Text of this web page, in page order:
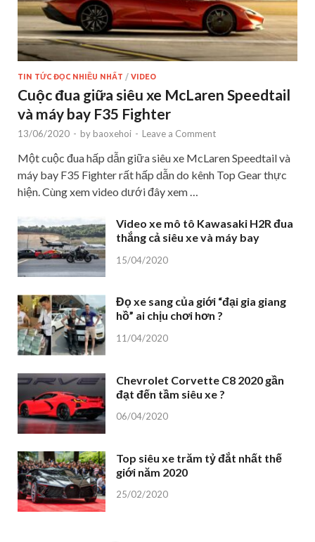
TIN TỨC ĐỌC NHIỀU NHẤT / VIDEO
Cuộc đua giữa siêu xe McLaren Speedtail
và máy bay F35 Fighter
13/06/2020 - by baoxehoi - Leave a Comment
Một cuộc đua hấp dẫn giữa siêu xe McLaren Speedtail và
máy bay F35 Fighter rất hấp dẫn do kênh Top Gear thực
hiện. Cùng xem video dưới đây xem …
Video xe mô tô Kawasaki H2R đua
thắng cả siêu xe và máy bay
15/04/2020
Đọ xe sang của giới “đại gia giang
hồ” ai chịu chơi hơn ?
11/04/2020
Chevrolet Corvette C8 2020 gần
đạt đến tầm siêu xe ?
06/04/2020
Top siêu xe trăm tỷ đắt nhất thế
giới năm 2020
25/02/2020